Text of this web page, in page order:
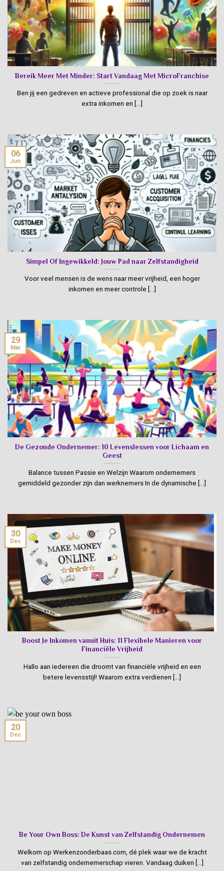
Bereik Meer Met Minder: Start Vandaag Met MicroFranchise
Ben jij een gedreven en actieve professional die op zoek is naar
extra inkomen en [...]
Simpel Of Ingewikkeld: Jouw Pad naar Zelfstandigheid
Voor veel mensen is de wens naar meer vrijheid, een hoger
inkomen en meer controle [...]
06
Jun
De Gezonde Ondernemer: 10 Levenslessen voor Lichaam en
Geest
Balance tussen Passie en Welzijn Waarom ondernemers
gemiddeld gezonder zijn dan werknemers In de dynamische [...]
29
Mar
Boost Je Inkomen vanuit Huis: 11 Flexibele Manieren voor
Financiële Vrijheid
Hallo aan iedereen die droomt van financiële vrijheid en een
betere levensstijl! Waarom extra verdienen [...]
30
Dec
Be Your Own Boss: De Kunst van Zelfstandig Ondernemen
Welkom op Werkenzonderbaas.com, dé plek waar we de kracht
van zelfstandig ondernemerschap vieren. Vandaag duiken [...]
20
Dec